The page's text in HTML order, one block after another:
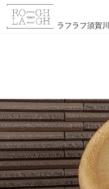
ラフラフ須賀川